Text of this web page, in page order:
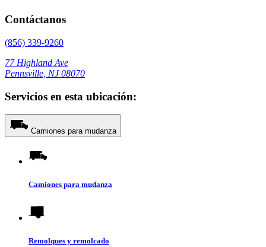
Contáctanos
(856) 339-9260
77 Highland Ave
Pennsville, NJ 08070
Servicios en esta ubicación:
Camiones para mudanza
Camiones para mudanza
Remolques y remolcado